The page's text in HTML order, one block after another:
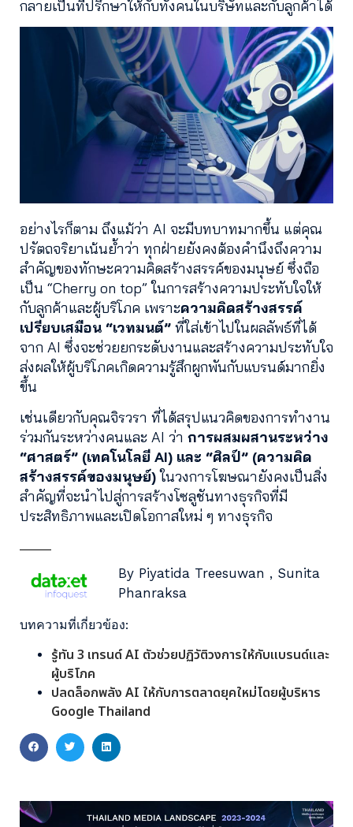
กลายเป็นที่ปรึกษาให้กับทั้งคนในบริษัทและกับลูกค้าได้
อย่างไรก็ตาม ถึงแม้ว่า AI จะมีบทบาทมากขึ้น แต่คุณ
ปรัตถจริยาเน้นย้ำว่า ทุกฝ่ายยังคงต้องคำนึงถึงความ
สำคัญของทักษะความคิดสร้างสรรค์ของมนุษย์ ซึ่งถือ
เป็น “Cherry on top” ในการสร้างความประทับใจให้
กับลูกค้าและผู้บริโภค เพราะความคิดสร้างสรรค์
เปรียบเสมือน “เวทมนต์” ที่ใส่เข้าไปในผลลัพธ์ที่ได้
จาก AI ซึ่งจะช่วยยกระดับงานและสร้างความประทับใจ
ส่งผลให้ผู้บริโภคเกิดความรู้สึกผูกพันกับแบรนด์มากยิ่ง
ขึ้น
เช่นเดียวกับคุณจิรวรา ที่ได้สรุปแนวคิดของการทำงาน
ร่วมกันระหว่างคนและ AI ว่า การผสมผสานระหว่าง
“ศาสตร์” (เทคโนโลยี AI) และ “ศิลป์” (ความคิด
สร้างสรรค์ของมนุษย์)ในวงการโฆษณายังคงเป็นสิ่ง
สำคัญที่จะนำไปสู่การสร้างโซลูชันทางธุรกิจที่มี
ประสิทธิภาพและเปิดโอกาสใหม่ ๆ ทางธุรกิจ
By Piyatida Treesuwan , Sunita
Phanraksa
บทความที่เกี่ยวข้อง:
รู้ทัน 3 เทรนด์ AI ตัวช่วยปฏิวัติวงการให้กับแบรนด์และ
ผู้บริโภค
ปลดล็อกพลัง AI ให้กับการตลาดยุคใหม่โดยผู้บริหาร
Google Thailand